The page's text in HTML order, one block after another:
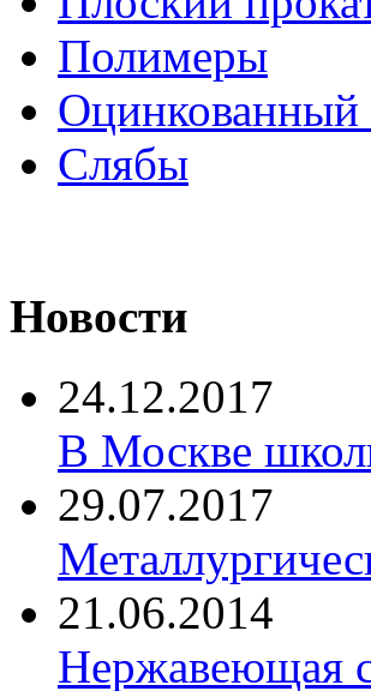
Полимеры
Оцинкованный
Слябы
Новости
24.12.2017
В Москве
29.07.2017
21.06.2014
Нержавеющая